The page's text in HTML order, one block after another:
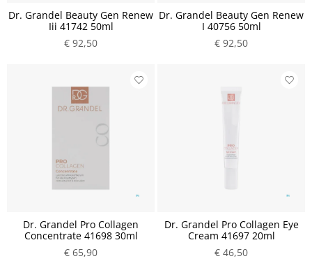
Dr. Grandel Beauty Gen Renew
Iii 41742 50ml
€ 92,50
Dr. Grandel Beauty Gen Renew
I 40756 50ml
€ 92,50
Dr. Grandel Pro Collagen
Concentrate 41698 30ml
€ 65,90
Dr. Grandel Pro Collagen Eye
Cream 41697 20ml
€ 46,50